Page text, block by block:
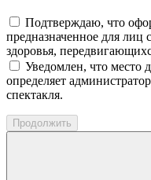
Подтверждаю, что
предназначенное для
здоровья,
Уведомлен, что место
определяет
спектакля.
Продолжить